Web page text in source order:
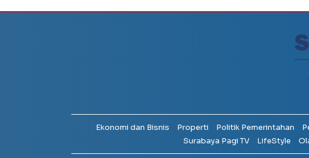
Ekonomi dan Bisnis Properti Politik Pemerintahan
Surabaya Pagi TV
LifeStyle